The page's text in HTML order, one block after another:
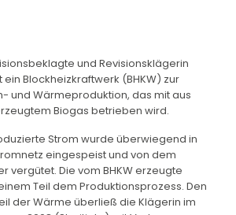
und Revisionsklägerin
Blockheizkraftwerk (BHKW) zur
und Wärmeproduktion, das mit aus
Biogas betrieben wird.
Strom wurde überwiegend in
eingespeist und von dem
vergütet. Die vom BHKW erzeugte
Teil dem Produktionsprozess. Den
der Wärme überließ die Klägerin im